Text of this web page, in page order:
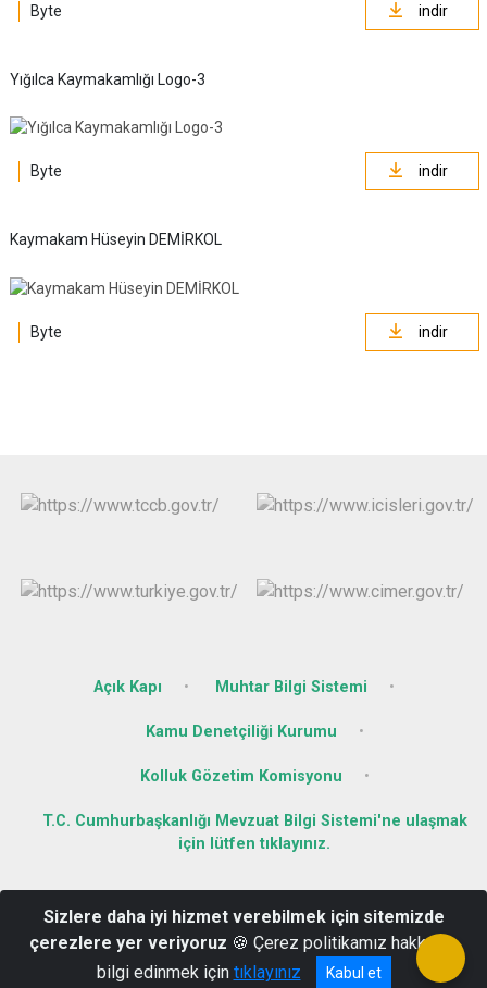
Byte indir
Yığılca Kaymakamlığı Logo-3
Byte indir
Kaymakam Hüseyin DEMİRKOL
Byte indir
Açık Kapı Muhtar Bilgi Sistemi
Kamu Denetçiliği Kurumu
Kolluk Gözetim Komisyonu
T.C. Cumhurbaşkanlığı Mevzuat Bilgi Sistemi'ne ulaşmak
için lütfen tıklayınız.
Yığılca/DÜZCE
(0380)6514001
Sizlere daha iyi hizmet verebilmek için sitemizde
çerezlere yer veriyoruz 🍪 Çerez politikamız hakkında
bilgi edinmek için tıklayınız Kabul et